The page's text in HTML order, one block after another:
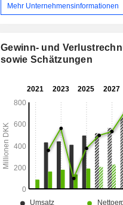
Objektträger vertreibt; und
anderem für die
analytischen Produkte des
basieren auf einer
Bildgebung kombiniert. Das
umfasst Unternehmen, die
pharmazeutischen,
und landwirtschaftlichen Industrie
Darüber hinaus ist das
Muttergesellschaft von ChemoMetec
Mehr Unternehmensinformationen
Gewinn- und
sowie Schätzungen